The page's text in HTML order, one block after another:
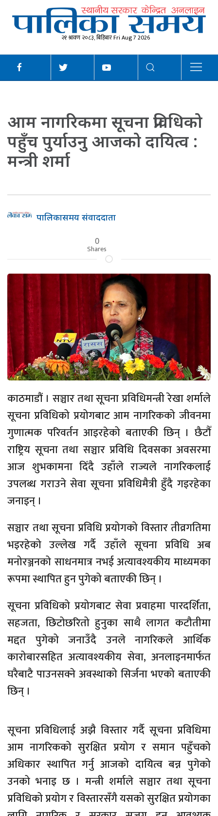
२१ श्रावण २०८३, बिहिबार Fri Aug 7 2026
आम नागरिकमा सूचना प्रविधिको
पहुँच पुर्याउनु आजको दायित्व :
मन्त्री शर्मा
पालिकासमय संवाददाता
0
Shares
काठमाडौं । सञ्चार तथा सूचना प्रविधिमन्त्री रेखा शर्माले
सूचना प्रविधिको प्रयोगबाट आम नागरिकको जीवनमा
गुणात्मक परिवर्तन आइरहेको बताएकी छिन् । छैटौँ
राष्ट्रिय सूचना तथा सञ्चार प्रविधि दिवसका अवसरमा
आज शुभकामना दिँदै उहाँले राज्यले नागरिकलाई
उपलब्ध गराउने सेवा सूचना प्रविधिमैत्री हुँदै गइरहेका
जनाइन् ।
सञ्चार तथा सूचना प्रविधि प्रयोगको विस्तार तीव्रगतिमा
भइरहेको उल्लेख गर्दै उहाँले सूचना प्रविधि अब
मनोरञ्जनको साधनमात्र नभई अत्यावश्यकीय माध्यमका
रूपमा स्थापित हुन पुगेको बताएकी छिन् ।
सूचना प्रविधिको प्रयोगबाट सेवा प्रवाहमा पारदर्शिता,
सहजता, छिटोछरितो हुनुका साथै लागत कटौतीमा
मद्दत पुगेको जनाउँदै उनले नागरिकले आर्थिक
कारोबारसहित अत्यावश्यकीय सेवा, अनलाइनमार्फत
घरैबाटै पाउनसक्ने अवस्थाको सिर्जना भएको बताएकी
छिन् ।
सूचना प्रविधिलाई अझै विस्तार गर्दै सूचना प्रविधिमा
आम नागरिकको सुरक्षित प्रयोग र समान पहुँचको
अधिकार स्थापित गर्नु आजको दायित्व बन्न पुगेको
उनको भनाइ छ । मन्त्री शर्माले सञ्चार तथा सूचना
प्रविधिको प्रयोग र विस्तारसँगै यसको सुरक्षित प्रयोगका